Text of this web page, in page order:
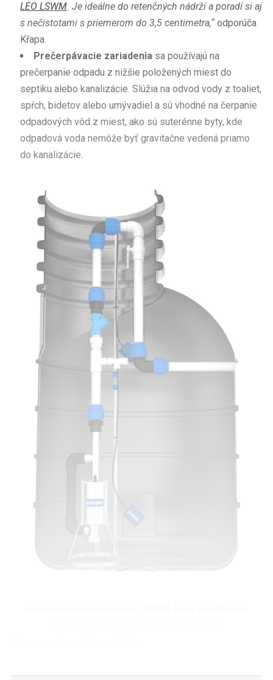
LEO LSWM. Je ideálne do retenčných nádrží a poradí si aj
s nečistotami s priemerom do 3,5 centimetra,“odporúča
Křapa.
Prečerpávacie zariadeniasa používajú na
prečerpanie odpadu z nižšie položených miest do
septiku alebo kanalizácie. Slúžia na odvod vody z toaliet,
spŕch, bidetov alebo umývadiel a sú vhodné na čerpanie
odpadových vôd z miest, ako sú suterénne byty, kde
odpadová voda nemôže byť gravitačne vedená priamo
do kanalizácie.